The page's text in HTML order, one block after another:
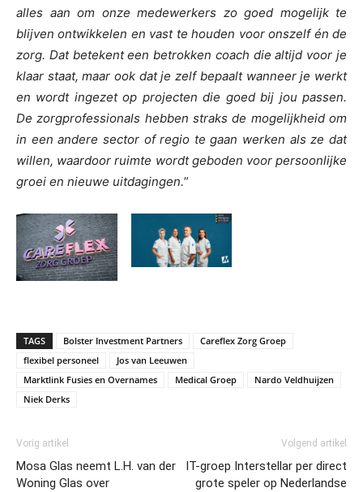
alles aan om onze medewerkers zo goed mogelijk te
blijven ontwikkelen en vast te houden voor onszelf én de
zorg. Dat betekent een betrokken coach die altijd voor je
klaar staat, maar ook dat je zelf bepaalt wanneer je werkt
en wordt ingezet op projecten die goed bij jou passen.
De zorgprofessionals hebben straks de mogelijkheid om
in een andere sector of regio te gaan werken als ze dat
willen, waardoor ruimte wordt geboden voor persoonlijke
groei en nieuwe uitdagingen.”
TAGS Bolster Investment Partners
Careflex Zorg Groep
flexibel personeel
Jos van Leeuwen
Marktlink Fusies en Overnames
Medical Groep
Nardo Veldhuijzen
Niek Derks
Vorig artikel
Mosa Glas neemt L.H. van der
Woning Glas over
Volgend artikel
IT-groep Interstellar per direct
grote speler op Nederlandse